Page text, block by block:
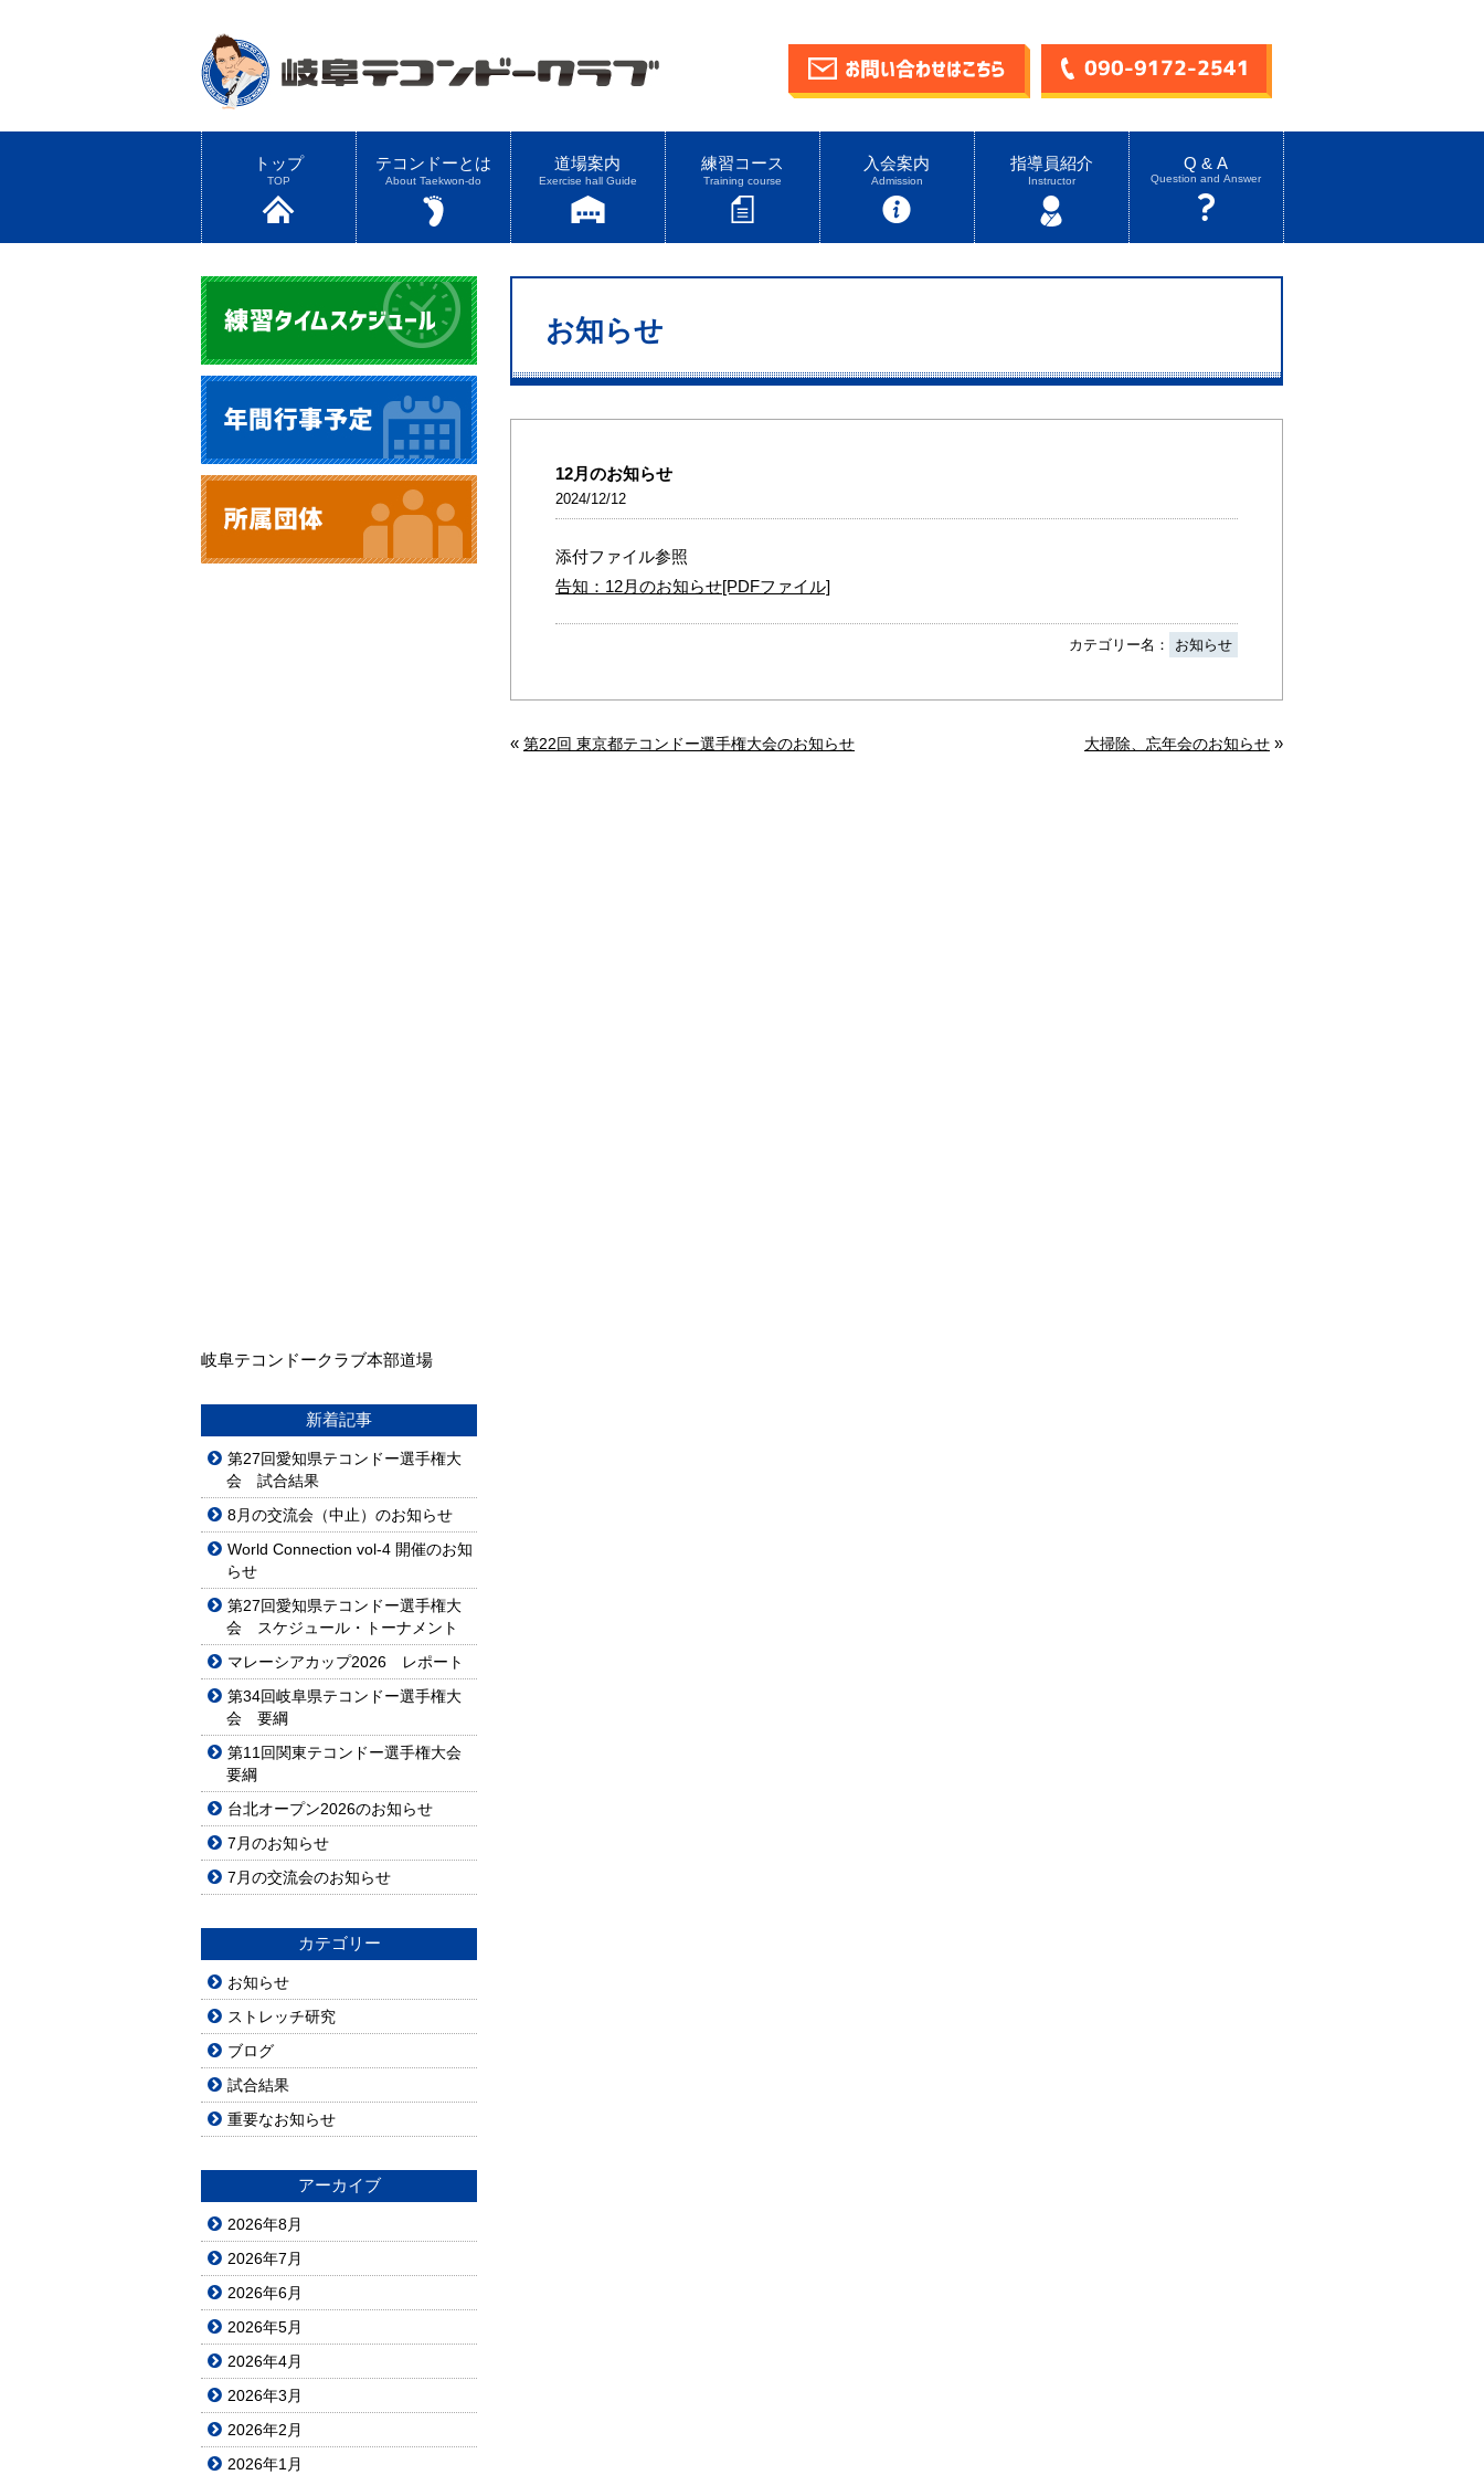
トップ
TOP
テコンドーとは
About Taekwon-do
道場案内
Exercise hall Guide
練習コース
Training course
入会案内
Admission
指導員紹介
Instructor
Q & A
Question and Answer
お知らせ
12月のお知らせ
2024/12/12
添付ファイル参照
告知：12月のお知らせ[PDFファイル]
カテゴリー名： お知らせ
« 第22回 東京都テコンドー選手権大会のお知らせ 大掃除、忘年会のお知らせ »
岐阜テコンドークラブ本部道場
新着記事
第27回愛知県テコンドー選手権大
会 試合結果
8月の交流会（中止）のお知らせ
World Connection vol-4 開催のお知
らせ
第27回愛知県テコンドー選手権大
会 スケジュール・トーナメント
マレーシアカップ2026 レポート
第34回岐阜県テコンドー選手権大
会 要綱
第11回関東テコンドー選手権大会
要綱
台北オープン2026のお知らせ
7月のお知らせ
7月の交流会のお知らせ
カテゴリー
お知らせ
ストレッチ研究
ブログ
試合結果
重要なお知らせ
アーカイブ
2026年8月
2026年7月
2026年6月
2026年5月
2026年4月
2026年3月
2026年2月
2026年1月